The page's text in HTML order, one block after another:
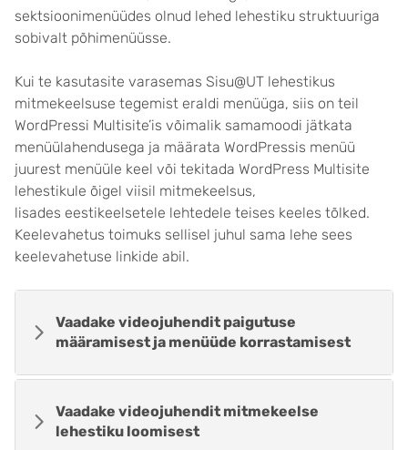
sektsioonimenüüdes olnud lehed lehestiku struktuuriga
sobivalt põhimenüüsse.
Kui te kasutasite varasemas Sisu@UT lehestikus
mitmekeelsuse tegemist eraldi menüüga, siis on teil
WordPressi Multisite’is võimalik samamoodi jätkata
menüülahendusega ja määrata WordPressis menüü
juurest menüüle keel või tekitada WordPress Multisite
lehestikule õigel viisil mitmekeelsus,
lisades eestikeelsetele lehtedele teises keeles tõlked.
Keelevahetus toimuks sellisel juhul sama lehe sees
keelevahetuse linkide abil.
Vaadake videojuhendit paigutuse
määramisest ja menüüde korrastamisest
Vaadake videojuhendit mitmekeelse
lehestiku loomisest